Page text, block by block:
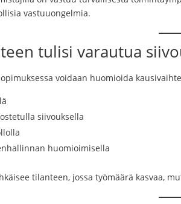
vastuuongelmia.
tulisi varautua
voidaan huomioida
siivouksella
huomioimisella
tilanteen, jossa työmäärä kasvaa,